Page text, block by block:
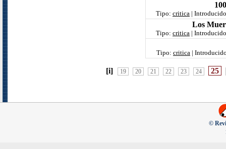
Tipo: critica |
Los
Tipo: critica |
Tipo: critica |
[i] 19 20 21 22 23 24 25
©